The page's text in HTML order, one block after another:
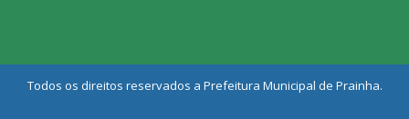
Todos os direitos reservados a Prefeitura Municipal de Prainha.